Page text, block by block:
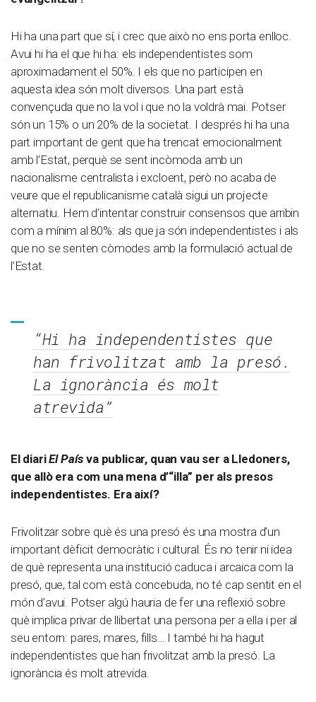
Hi ha una part que sí, i crec que això no ens porta enlloc.
Avui hi ha el que hi ha: els independentistes som
aproximadament el 50%. I els que no participen en
aquesta idea són molt diversos. Una part està
convençuda que no la vol i que no la voldrà mai. Potser
són un 15% o un 20% de la societat. I després hi ha una
part important de gent que ha trencat emocionalment
amb l’Estat, perquè se sent incòmoda amb un
nacionalisme centralista i excloent, però no acaba de
veure que el republicanisme català sigui un projecte
alternatiu. Hem d’intentar construir consensos que arribin
com a mínim al 80%: als que ja són independentistes i als
que no se senten còmodes amb la formulació actual de
l’Estat.
“Hi ha independentistes que
han frivolitzat amb la presó.
La ignorància és molt
atrevida”
El diariEl País va publicar, quan vau ser a Lledoners,
que allò era com una mena d’“illa” per als presos
independentistes. Era així?
Frivolitzar sobre què és una presó és una mostra d’un
important dèficit democràtic i cultural. És no tenir ni idea
de què representa una institució caduca i arcaica com la
presó, que, tal com està concebuda, no té cap sentit en el
món d’avui. Potser algú hauria de fer una reflexió sobre
què implica privar de llibertat una persona per a ella i per al
seu entorn: pares, mares, fills… I també hi ha hagut
independentistes que han frivolitzat amb la presó. La
ignorància és molt atrevida.